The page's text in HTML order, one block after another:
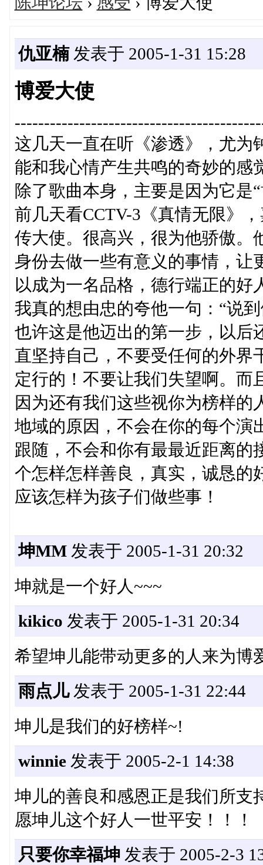
仇亚楠发表于 2005-1-31 15:28
博爱大使
这几天一直在听《渗透》，尤为
能和我心情产生共鸣的奇妙的感
除了歌曲本身，主要是因为它是
前几天看CCTV-3《真情无限》
传大使。很高兴，很为他骄傲。
身份去做一些有意义的事情，让
以成为一名品格，德行端正的好
我真的想由忠的夸他一句：“说
也许这是他迈出的第一步，以后
直坚持自己，不要受任何的外界
定行的！不要让我们失望啊。而
因为还有我们这些视你为榜样
地域的原因，不会在你的每个演
跟随，不会和你有最最近距离的
个怎样怎样善良，真实，诚恳的
应该怎样为孩子们做些事！
坤MM发表于 2005-1-31 20:32
坤就是一个好人~~~
kikico 发表于 2005-1-31 20:34
希望坤儿能带动更多的人来为博
雨点儿发表于 2005-1-31 22:44
坤儿是我们的好榜样~!
winnie发表于 2005-2-1 14:38
坤儿的善良和感恩正是我们所支
愿坤儿这个好人一世平安！！！
只要你幸福坤发表于 2005-2-3